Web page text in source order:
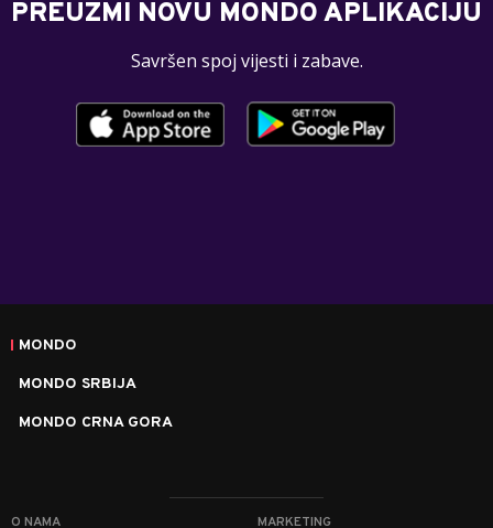
PREUZMI NOVU MONDO APLIKACIJU
Savršen spoj vijesti i zabave.
MONDO
MONDO SRBIJA
MONDO CRNA GORA
O NAMA MARKETING